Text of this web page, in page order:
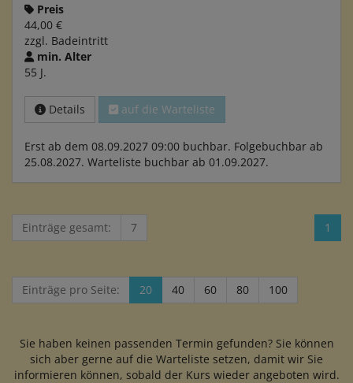
Preis
44,00 €
zzgl. Badeintritt
min. Alter
55 J.
Details auf die Warteliste
Erst ab dem 08.09.2027 09:00 buchbar. Folgebuchbar ab
25.08.2027. Warteliste buchbar ab 01.09.2027.
1
Einträge gesamt: 7
Einträge pro Seite: 20 40 60 80 100
Sie haben keinen passenden Termin gefunden? Sie können
sich aber gerne auf die Warteliste setzen, damit wir Sie
informieren können, sobald der Kurs wieder angeboten wird.